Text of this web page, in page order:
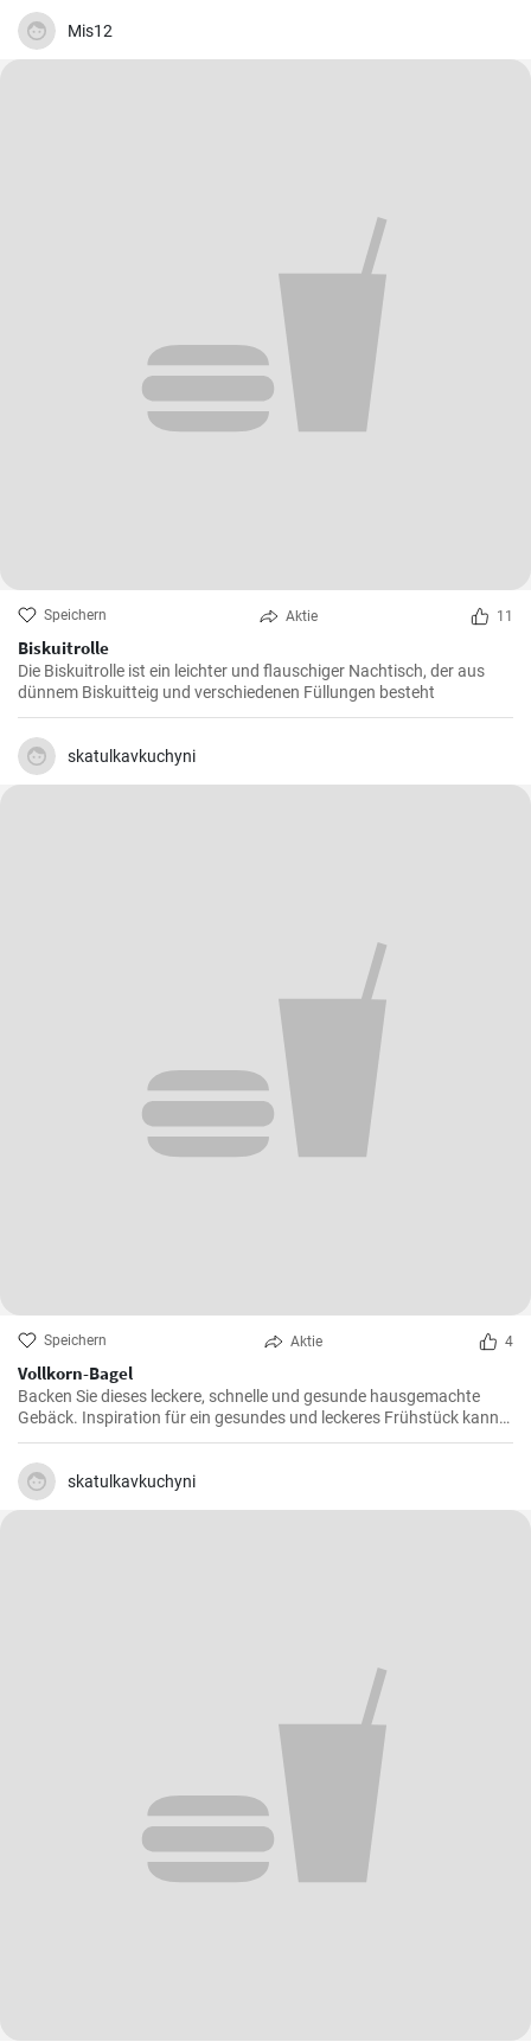
Mis12
Speichern Aktie 11
Biskuitrolle
Die Biskuitrolle ist ein leichter und flauschiger Nachtisch, der aus
dünnem Biskuitteig und verschiedenen Füllungen besteht
skatulkavkuchyni
Speichern Aktie 4
Vollkorn-Bagel
Backen Sie dieses leckere, schnelle und gesunde hausgemachte
Gebäck. Inspiration für ein gesundes und leckeres Frühstück kann
man nie genug haben.
skatulkavkuchyni